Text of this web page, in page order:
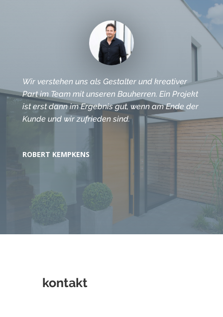
Wir verstehen uns als Gestalter und kreativer
Part im Team mit unseren Bauherren. Ein Projekt
ist erst dann im Ergebnis gut, wenn am Ende der
Kunde und wir zufrieden sind.
ROBERT KEMPKENS
kontakt